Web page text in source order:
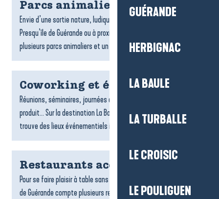
GUÉRANDE
HERBIGNAC
LA BAULE
LA TURBALLE
LE CROISIC
LE POULIGUEN
Parcs animaliers
Envie d’une sortie nature, ludique et dépaysante ? À La Baule-
Presqu’île de Guérande ou à proximité de la destination,
plusieurs parcs animaliers et un grand aquarium vous...
Coworking et évènementiel
Réunions, séminaires, journées d’équipe, lancements de
produit… Sur la destination La Baule-Presqu’île de Guérande, on
trouve des lieux événementiels inspirants et des espaces...
Restaurants accessibles
Pour se faire plaisir à table sans contrainte, La Baule-Presqu’île
de Guérande compte plusieurs restaurants accessibles aux